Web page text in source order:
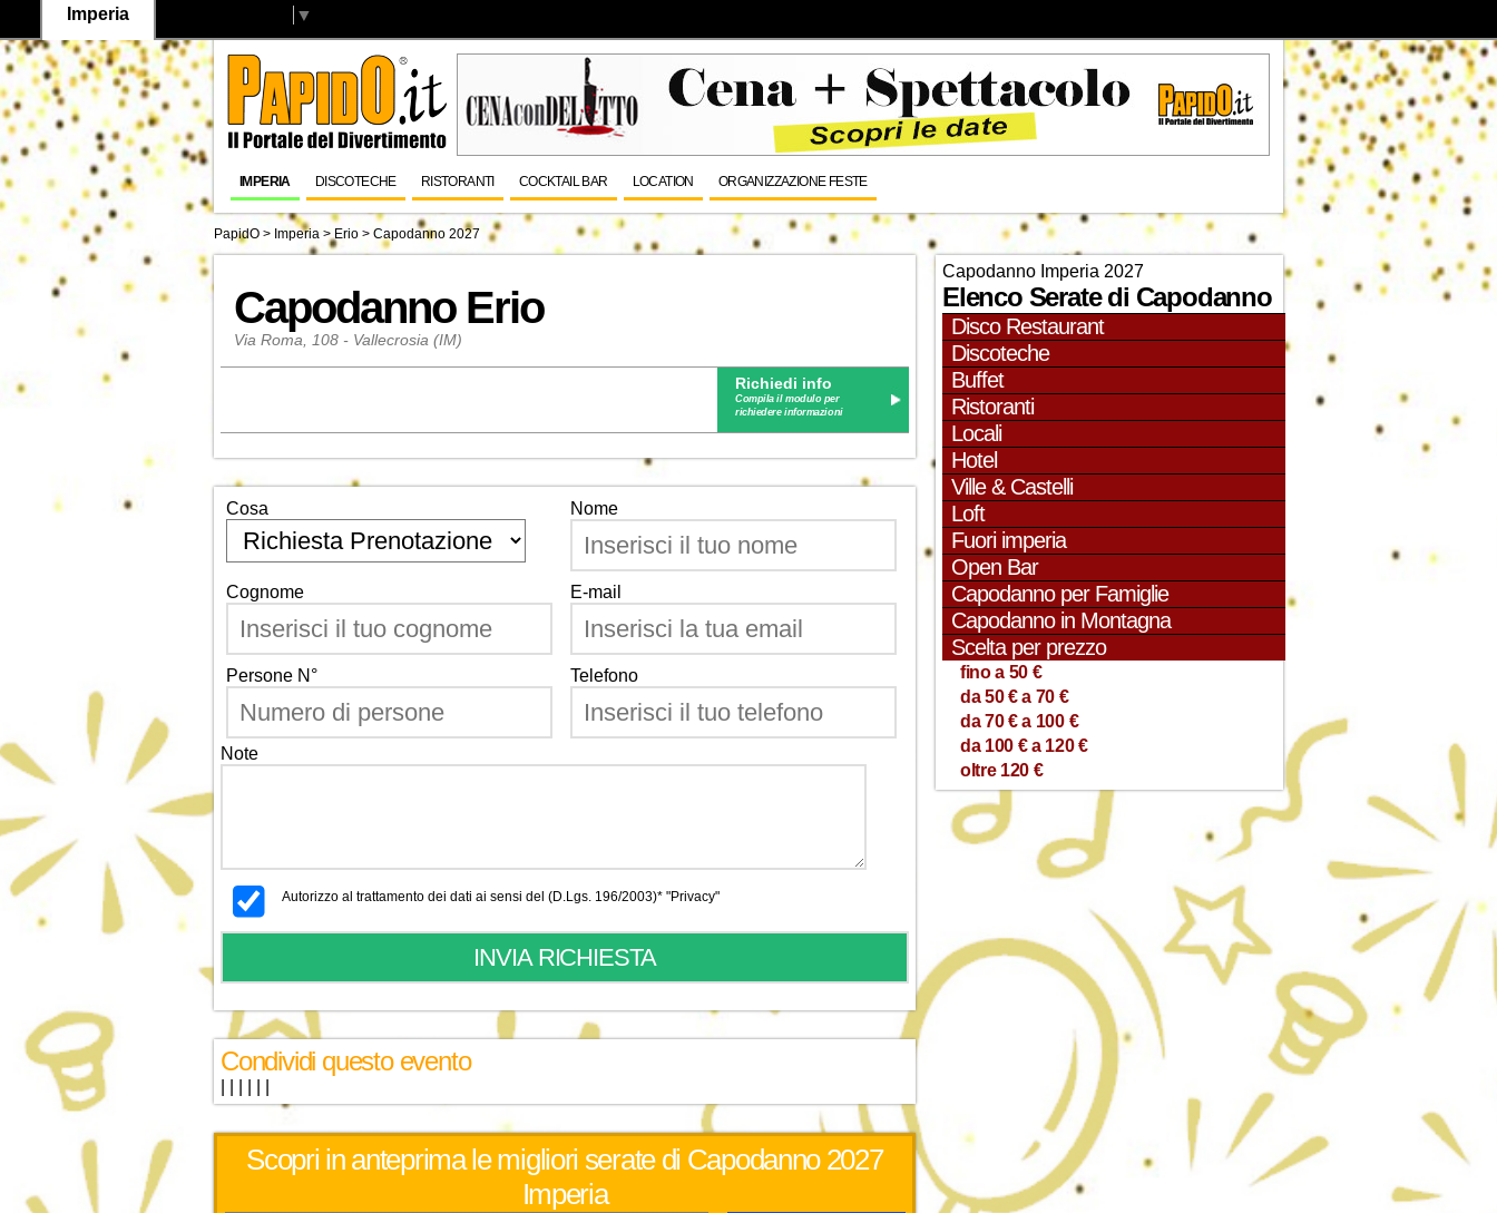
Imperia ▼
IMPERIA DISCOTECHE RISTORANTI COCKTAIL BAR LOCATION ORGANIZZAZIONE FESTE
PapidO > Imperia >Erio > Capodanno 2027
Capodanno Erio
Via Roma, 108 - Vallecrosia (IM)
Richiedi info
Compila il modulo per
richiedere informazioni
Cosa Nome
Cognome E-mail
Persone N° Telefono
Note
Autorizzo al trattamento dei dati ai sensi del (D.Lgs. 196/2003)* "Privacy"
Condividi questo evento
Scopri in anteprima le migliori serate di Capodanno 2027
Imperia
Capodanno Imperia 2027
Elenco Serate di Capodanno
Disco Restaurant
Discoteche
Buffet
Ristoranti
Locali
Hotel
Ville & Castelli
Loft
Fuori imperia
Open Bar
Capodanno per Famiglie
Capodanno in Montagna
Scelta per prezzo
fino a 50 €
da 50 € a 70 €
da 70 € a 100 €
da 100 € a 120 €
oltre 120 €